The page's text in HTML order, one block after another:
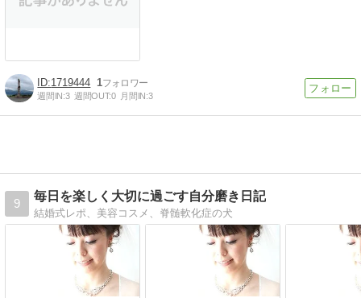
1719444 1
週間IN:3 週間OUT:0 月間IN:3
9
毎日を楽しく大切に過ごす自分磨き日記
結婚式レポ、美容コスメ、脊髄軟化症の犬